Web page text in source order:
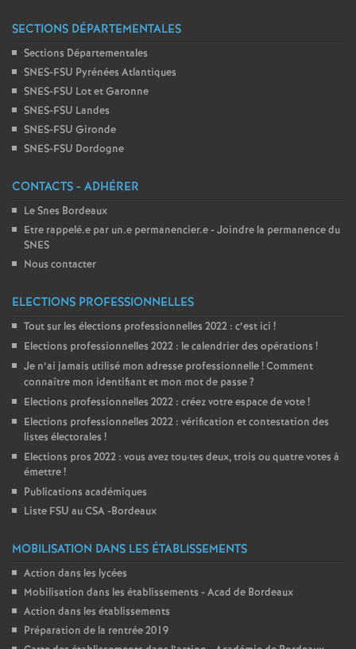
SECTIONS DÉPARTEMENTALES
Sections Départementales
SNES-FSU Pyrénées Atlantiques
SNES-FSU Lot et Garonne
SNES-FSU Landes
SNES-FSU Gironde
SNES-FSU Dordogne
CONTACTS - ADHÉRER
Le Snes Bordeaux
Etre rappelé.e par un.e permanencier.e - Joindre la permanence du
SNES
Nous contacter
ELECTIONS PROFESSIONNELLES
Tout sur les élections professionnelles 2022 : c’est ici !
Elections professionnelles 2022 : le calendrier des opérations !
Je n’ai jamais utilisé mon adresse professionnelle! Comment
connaître mon identifiant et mon mot de passe?
Elections professionnelles 2022 : créez votre espace de vote!
Elections professionnelles 2022 : vérification et contestation des
listes électorales !
Elections pros 2022 : vous avez tou·tes deux, trois ou quatre votes à
émettre!
Publications académiques
Liste FSU au CSA -Bordeaux
MOBILISATION DANS LES ÉTABLISSEMENTS
Action dans les lycées
Mobilisation dans les établissements - Acad de Bordeaux
Action dans les établissements
Préparation de la rentrée 2019